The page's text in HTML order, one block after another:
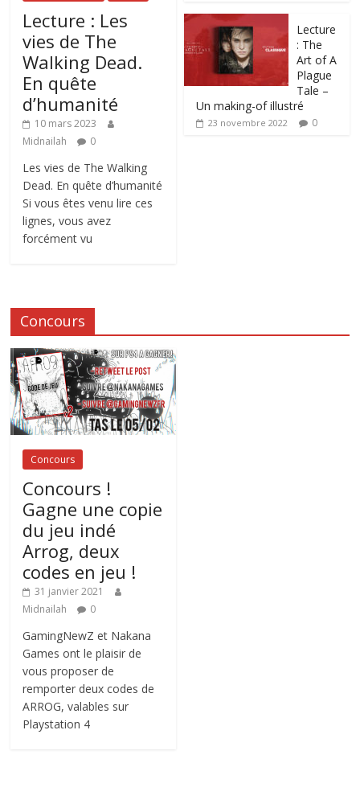
Lecture : Les
vies de The
Walking Dead.
En quête
d’humanité
10 mars 2023
Midnailah
0
Les vies de The Walking
Dead. En quête d’humanité
Si vous êtes venu lire ces
lignes, vous avez
forcément vu
Lecture
: The
Art of A
Plague
Tale –
Un making-of illustré
23 novembre 2022 0
Concours
Concours
Concours !
Gagne une copie
du jeu indé
Arrog, deux
codes en jeu !
31 janvier 2021
Midnailah
0
GamingNewZ et Nakana
Games ont le plaisir de
vous proposer de
remporter deux codes de
ARROG, valables sur
Playstation 4